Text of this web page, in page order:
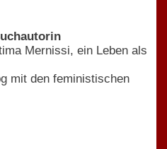
Mernissi, ein Leben als
mit den feministischen